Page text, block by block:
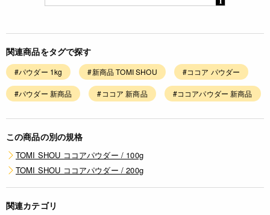
関連商品をタグで探す
#パウダー 1kg #新商品 TOMI SHOU #ココア パウダー
#パウダー 新商品 #ココア 新商品 #ココアパウダー 新商品
この商品の別の規格
TOMI SHOU ココアパウダー / 100g
TOMI SHOU ココアパウダー / 200g
関連カテゴリ